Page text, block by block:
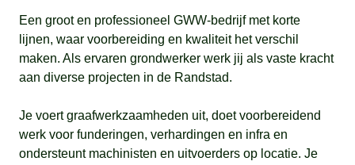
Een groot en professioneel GWW-bedrijf met korte
lijnen, waar voorbereiding en kwaliteit het verschil
maken. Als ervaren grondwerker werk jij als vaste kracht
aan diverse projecten in de Randstad.
Je voert graafwerkzaamheden uit, doet voorbereidend
werk voor funderingen, verhardingen en infra en
ondersteunt machinisten en uitvoerders op locatie. Je